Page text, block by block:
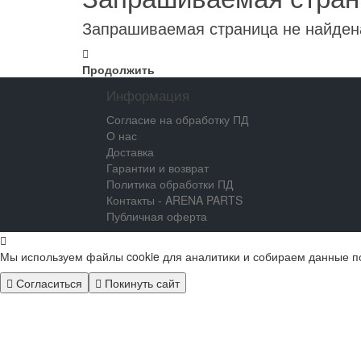
Запрашиваемая страница не
Продолжить
Информация
Согласие на обработку ПД
О нас
Доставка
Гарантии и возврат
Политика обработки ПД
Контакты - ARENA PARTS
Публичная оферта
Мы используем файлы cookie для аналитики и собираем данные
Согласиться
Покинуть сайт